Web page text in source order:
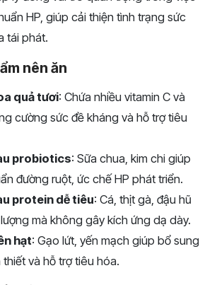
HP, giúp cải thiện tình trạng sức
tái phát.
nên ăn
quả tươi: Chứa nhiều vitamin C và
cường sức đề kháng và hỗ trợ tiêu
probiotics: Sữa chua, kim chi giúp
đường ruột, ức chế HP phát triển.
protein dễ tiêu: Cá, thịt gà, đậu hũ
mà không gây kích ứng dạ dày.
hạt: Gạo lứt, yến mạch giúp bổ sung
và hỗ trợ tiêu hóa.